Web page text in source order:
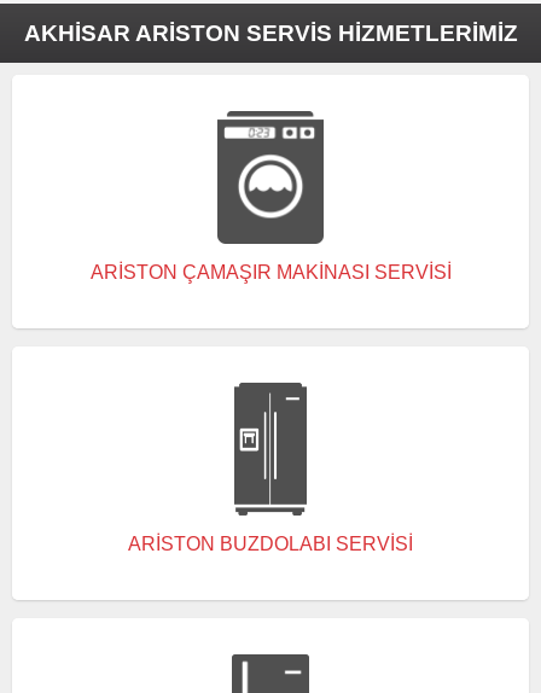
AKHISAR ARISTON SERVIS HIZMETLERIMIZ
ARISTON ÇAMAŞIR MAKINASI SERVISI
ARISTON BUZDOLABI SERVISI